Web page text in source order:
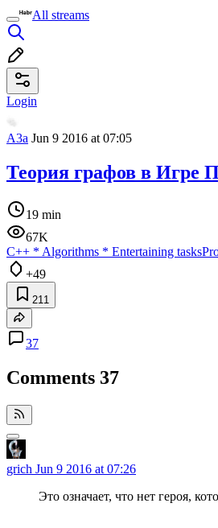
All streams
Login
A3a Jun 9 2016 at 07:05
Теория графов в Игре
19 min
67K
C++ * Algorithms * Entertaining tasks
+49
211
37
Comments 37
grich Jun 9 2016 at 07:26
Это означает, что нет героя,